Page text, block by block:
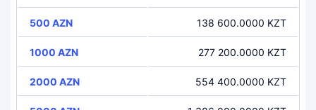
500 AZN 138 600.0000 KZT
1000 AZN 277 200.0000 KZT
2000 AZN 554 400.0000 KZT